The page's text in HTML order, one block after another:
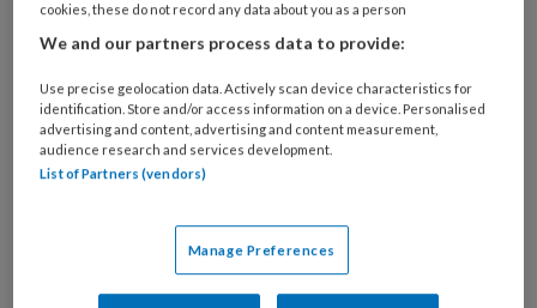
‘Als praktijkondersteuner werk
PREMIUM
Bekijk de mogelijkheden
cookies, these do not record any data about you as a person
We and our partners process data to provide:
Use precise geolocation data. Actively scan device characteristics for
identification. Store and/or access information on a device. Personalised
advertising and content, advertising and content measurement,
audience research and services development.
List of Partners (vendors)
Manage Preferences